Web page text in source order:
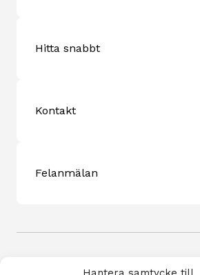
Hitta snabbt
Kontakt
Felanmälan